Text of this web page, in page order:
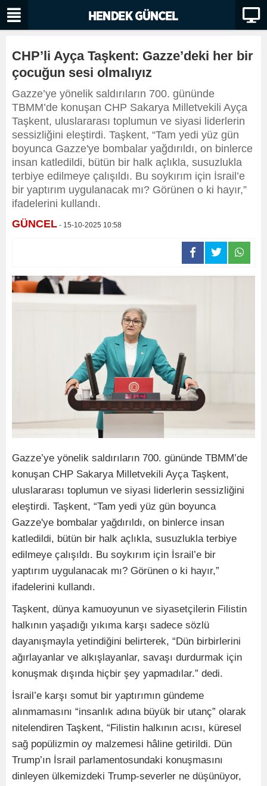
CHP’li Ayça Taşkent: Gazze’deki her bir
çocuğun sesi olmalıyız
Gazze’ye yönelik saldırıların 700. gününde
TBMM’de konuşan CHP Sakarya Milletvekili Ayça
Taşkent, uluslararası toplumun ve siyasi liderlerin
sessizliğini eleştirdi. Taşkent, “Tam yedi yüz gün
boyunca Gazze'ye bombalar yağdırıldı, on binlerce
insan katledildi, bütün bir halk açlıkla, susuzlukla
terbiye edilmeye çalışıldı. Bu soykırım için İsrail’e
bir yaptırım uygulanacak mı? Görünen o ki hayır,”
ifadelerini kullandı.
GÜNCEL - 15-10-2025 10:58
Gazze’ye yönelik saldırıların 700. gününde TBMM’de
konuşan CHP Sakarya Milletvekili Ayça Taşkent,
uluslararası toplumun ve siyasi liderlerin sessizliğini
eleştirdi. Taşkent, “Tam yedi yüz gün boyunca
Gazze'ye bombalar yağdırıldı, on binlerce insan
katledildi, bütün bir halk açlıkla, susuzlukla terbiye
edilmeye çalışıldı. Bu soykırım için İsrail’e bir
yaptırım uygulanacak mı? Görünen o ki hayır,”
ifadelerini kullandı.
Taşkent, dünya kamuoyunun ve siyasetçilerin Filistin
halkının yaşadığı yıkıma karşı sadece sözlü
dayanışmayla yetindiğini belirterek, “Dün birbirlerini
ağırlayanlar ve alkışlayanlar, savaşı durdurmak için
konuşmak dışında hiçbir şey yapmadılar.” dedi.
İsrail’e karşı somut bir yaptırımın gündeme
alınmamasını “insanlık adına büyük bir utanç” olarak
nitelendiren Taşkent, “Filistin halkının acısı, küresel
sağ popülizmin oy malzemesi hâline getirildi. Dün
Trump’ın İsrail parlamentosundaki konuşmasını
dinleyen ülkemizdeki Trump-severler ne düşünüyor,